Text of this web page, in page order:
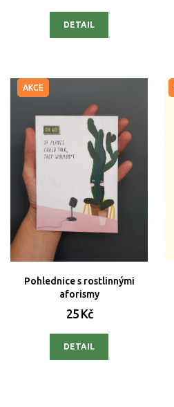
DETAIL
AKCE
Pohlednice s rostlinnými
aforismy
25 Kč
DETAIL